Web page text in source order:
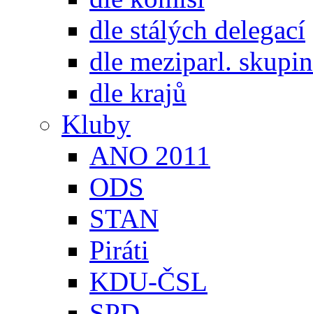
dle stálých delegací
dle meziparl. skupin
dle krajů
Kluby
ANO 2011
ODS
STAN
Piráti
KDU-ČSL